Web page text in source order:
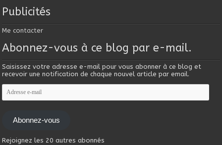
Publicités
Me contacter
Abonnez-vous à ce blog par e-mail.
Saisissez votre adresse e-mail pour vous abonner à ce blog et
recevoir une notification de chaque nouvel article par email.
Adresse
e-
mail
Abonnez-vous
Rejoignez les 20 autres abonnés